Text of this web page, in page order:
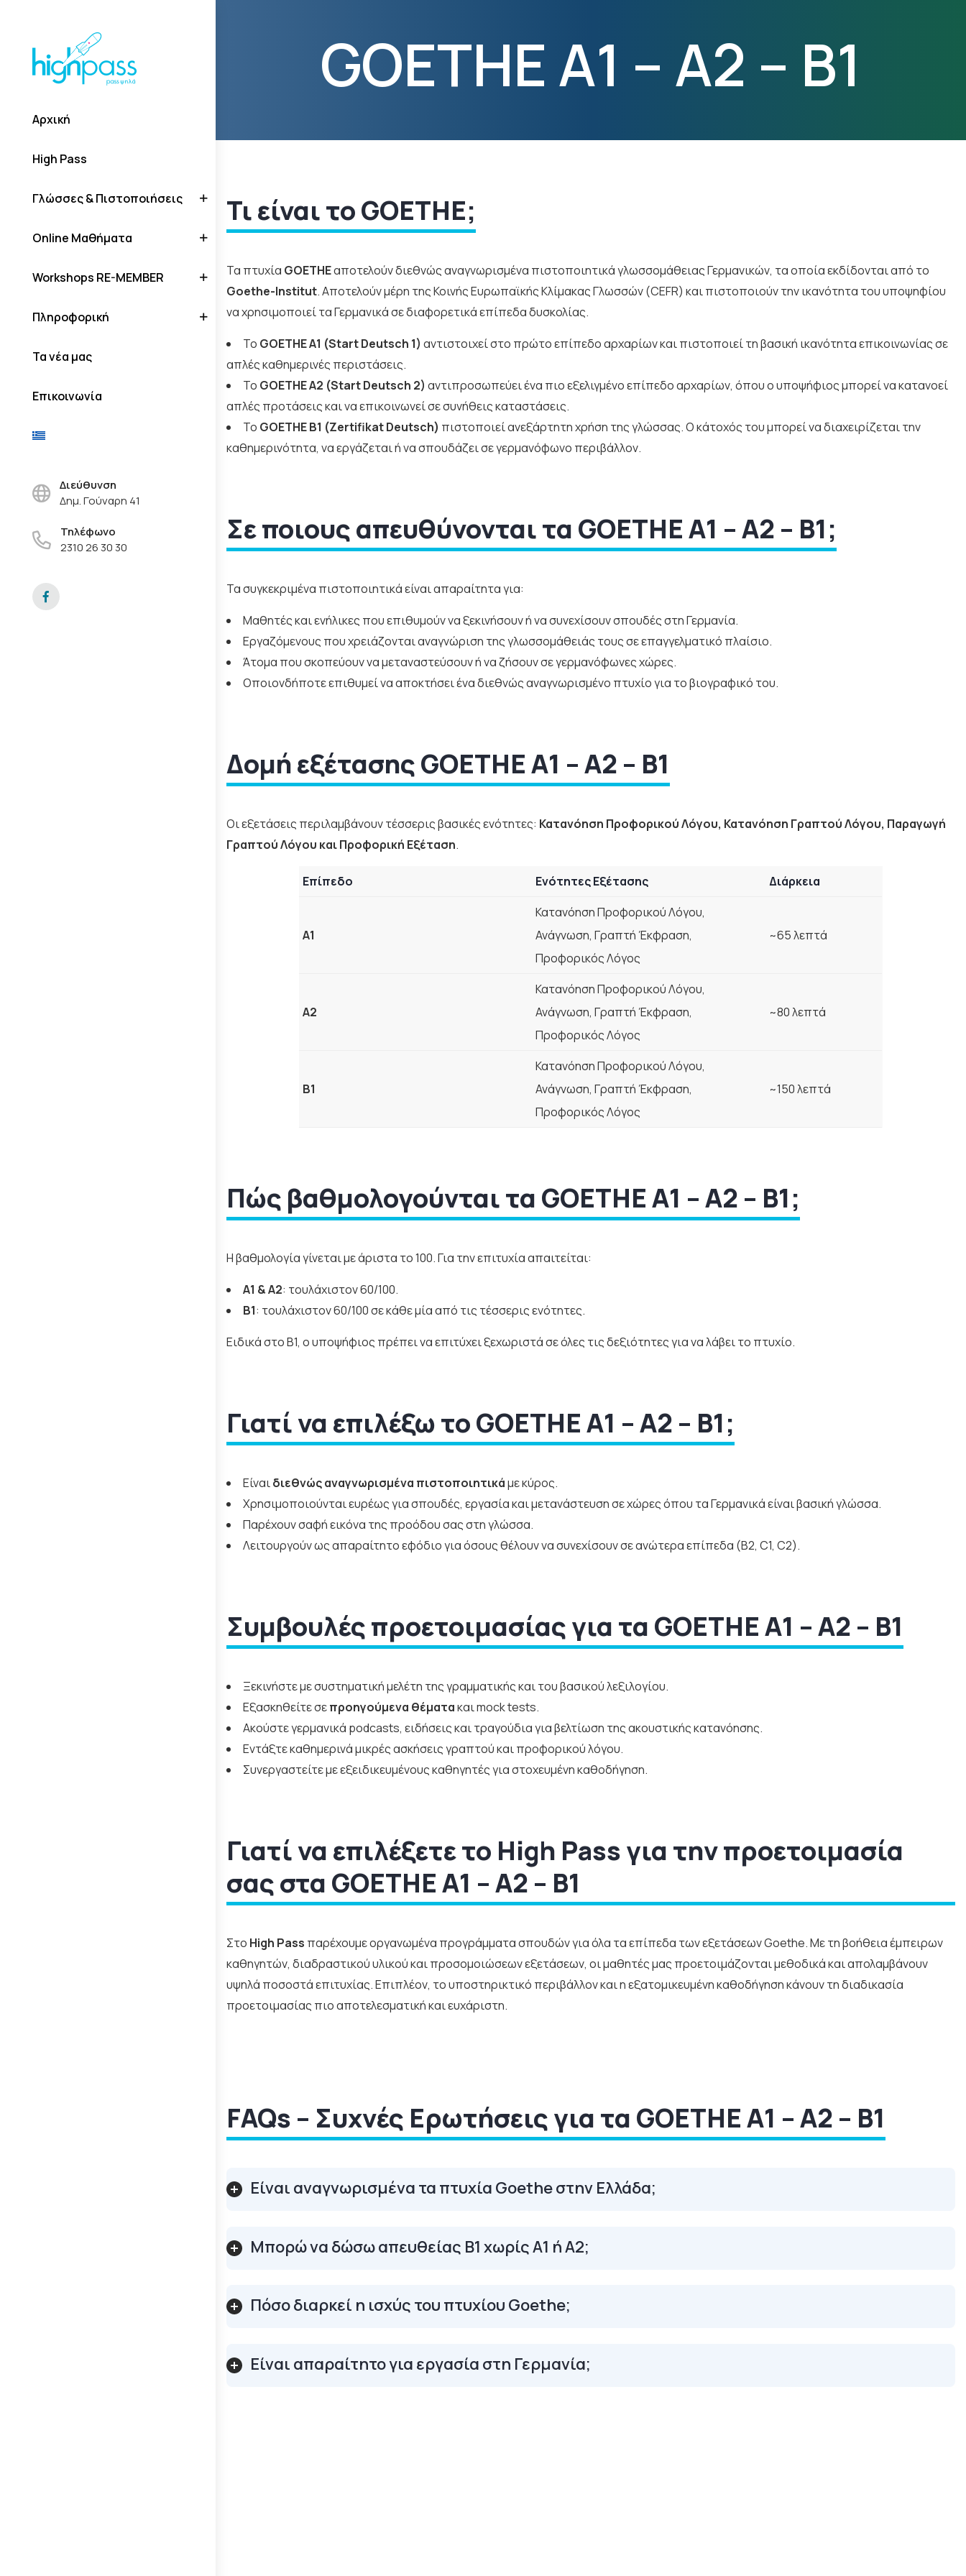
Αρχική
High Pass
Γλώσσες & Πιστοποιήσεις
Online Μαθήματα
Workshops RE-MEMBER
Πληροφορική
Τα νέα μας
Επικοινωνία
Διεύθυνση
Δημ. Γούναρη 41
Τηλέφωνο
2310 26 30 30
GOETHE A1 – A2 – B1
Τι είναι το GOETHE;
Τα πτυχία GOETHEαποτελούν διεθνώς αναγνωρισμένα πιστοποιητικά γλωσσομάθειας Γερμανικών, τα οποία εκδίδονται από το
Goethe-Institut. Αποτελούν μέρη της Κοινής Ευρωπαϊκής Κλίμακας Γλωσσών (CEFR) και πιστοποιούν την ικανότητα του υποψηφίου
να χρησιμοποιεί τα Γερμανικά σε διαφορετικά επίπεδα δυσκολίας.
Το GOETHE A1 (Start Deutsch 1) αντιστοιχεί στο πρώτο επίπεδο αρχαρίων και πιστοποιεί τη βασική ικανότητα επικοινωνίας σε
απλές καθημερινές περιστάσεις.
Το GOETHE A2 (Start Deutsch 2) αντιπροσωπεύει ένα πιο εξελιγμένο επίπεδο αρχαρίων, όπου ο υποψήφιος μπορεί να κατανοεί
απλές προτάσεις και να επικοινωνεί σε συνήθεις καταστάσεις.
Το GOETHE B1 (Zertifikat Deutsch) πιστοποιεί ανεξάρτητη χρήση της γλώσσας. Ο κάτοχός του μπορεί να διαχειρίζεται την
καθημερινότητα, να εργάζεται ή να σπουδάζει σε γερμανόφωνο περιβάλλον.
Σε ποιους απευθύνονται τα GOETHE A1 – A2 – B1;
Τα συγκεκριμένα πιστοποιητικά είναι απαραίτητα για:
Μαθητές και ενήλικες που επιθυμούν να ξεκινήσουν ή να συνεχίσουν σπουδές στη Γερμανία.
Εργαζόμενους που χρειάζονται αναγνώριση της γλωσσομάθειάς τους σε επαγγελματικό πλαίσιο.
Άτομα που σκοπεύουν να μεταναστεύσουν ή να ζήσουν σε γερμανόφωνες χώρες.
Οποιονδήποτε επιθυμεί να αποκτήσει ένα διεθνώς αναγνωρισμένο πτυχίο για το βιογραφικό του.
Δομή εξέτασης GOETHE A1 – A2 – B1
Οι εξετάσεις περιλαμβάνουν τέσσερις βασικές ενότητες: Κατανόηση Προφορικού Λόγου, Κατανόηση Γραπτού Λόγου, Παραγωγή
Γραπτού Λόγου και Προφορική Εξέταση.
Επίπεδο Ενότητες Εξέτασης Διάρκεια
A1
Κατανόηση Προφορικού Λόγου,
Ανάγνωση, Γραπτή Έκφραση,
Προφορικός Λόγος
~65 λεπτά
A2
Κατανόηση Προφορικού Λόγου,
Ανάγνωση, Γραπτή Έκφραση,
Προφορικός Λόγος
~80 λεπτά
B1
Κατανόηση Προφορικού Λόγου,
Ανάγνωση, Γραπτή Έκφραση,
Προφορικός Λόγος
~150 λεπτά
Πώς βαθμολογούνται τα GOETHE A1 – A2 – B1;
Η βαθμολογία γίνεται με άριστα το 100. Για την επιτυχία απαιτείται:
A1 & A2: τουλάχιστον 60/100.
B1: τουλάχιστον 60/100 σε κάθε μία από τις τέσσερις ενότητες.
Ειδικά στο Β1, ο υποψήφιος πρέπει να επιτύχει ξεχωριστά σε όλες τις δεξιότητες για να λάβει το πτυχίο.
Γιατί να επιλέξω το GOETHE A1 – A2 – B1;
Είναιδιεθνώς αναγνωρισμένα πιστοποιητικάμε κύρος.
Χρησιμοποιούνται ευρέως για σπουδές, εργασία και μετανάστευση σε χώρες όπου τα Γερμανικά είναι βασική γλώσσα.
Παρέχουν σαφή εικόνα της προόδου σας στη γλώσσα.
Λειτουργούν ως απαραίτητο εφόδιο για όσους θέλουν να συνεχίσουν σε ανώτερα επίπεδα (B2, C1, C2).
Συμβουλές προετοιμασίας για τα GOETHE A1 – A2 – B1
Ξεκινήστε με συστηματική μελέτη της γραμματικής και του βασικού λεξιλογίου.
Εξασκηθείτε σεπροηγούμενα θέματακαι mock tests.
Ακούστε γερμανικά podcasts, ειδήσεις και τραγούδια για βελτίωση της ακουστικής κατανόησης.
Εντάξτε καθημερινά μικρές ασκήσεις γραπτού και προφορικού λόγου.
Συνεργαστείτε με εξειδικευμένους καθηγητές για στοχευμένη καθοδήγηση.
Γιατί να επιλέξετε το High Pass για την προετοιμασία
σας στα GOETHE A1 – A2 – B1
Στο High Pass παρέχουμε οργανωμένα προγράμματα σπουδών για όλα τα επίπεδα των εξετάσεων Goethe. Με τη βοήθεια έμπειρων
καθηγητών, διαδραστικού υλικού και προσομοιώσεων εξετάσεων, οι μαθητές μας προετοιμάζονται μεθοδικά και απολαμβάνουν
υψηλά ποσοστά επιτυχίας. Επιπλέον, το υποστηρικτικό περιβάλλον και η εξατομικευμένη καθοδήγηση κάνουν τη διαδικασία
προετοιμασίας πιο αποτελεσματική και ευχάριστη.
FAQs – Συχνές Ερωτήσεις για τα GOETHE A1 – A2 – B1
Είναι αναγνωρισμένα τα πτυχία Goethe στην Ελλάδα;
Μπορώ να δώσω απευθείας Β1 χωρίς Α1 ή Α2;
Πόσο διαρκεί η ισχύς του πτυχίου Goethe;
Είναι απαραίτητο για εργασία στη Γερμανία;